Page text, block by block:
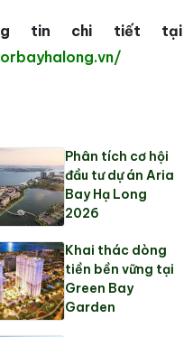
tin chi tiết tại
Phân tích cơ hội
đầu tư dự án Aria
Bay Hạ Long
2026
Khai thác dòng
tiền bền vững tại
Green Bay
Garden